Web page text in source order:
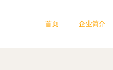
首页 企业简介